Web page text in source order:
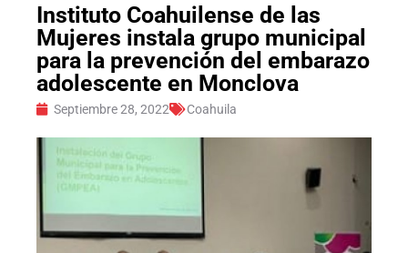
Instituto Coahuilense de las
Mujeres instala grupo municipal
para la prevención del embarazo
adolescente en Monclova
Septiembre 28, 2022 Coahuila